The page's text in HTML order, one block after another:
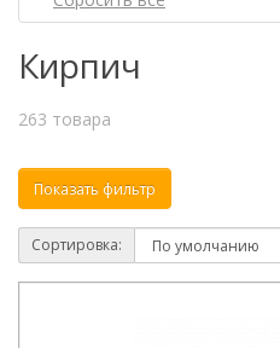
Кирпич
263 товара
Показать фильтр
Сортировка: